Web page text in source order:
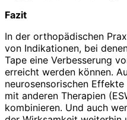
Fazit
In der orthopädischen
von Indikationen, bei
Tape eine Verbesserung
erreicht werden können.
neurosensorischen
mit anderen Therapien
kombinieren. Und auch